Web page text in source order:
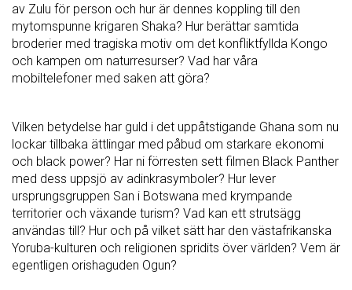
av Zulu för person och hur är dennes koppling till den
mytomspunne krigaren Shaka? Hur berättar samtida
broderier med tragiska motiv om det konfliktfyllda Kongo
och kampen om naturresurser? Vad har våra
mobiltelefoner med saken att göra?
Vilken betydelse har guld i det uppåtstigande Ghana som nu
lockar tillbaka ättlingar med påbud om starkare ekonomi
och black power? Har ni förresten sett filmen Black Panther
med dess uppsjö av adinkrasymboler? Hur lever
ursprungsgruppen San i Botswana med krympande
territorier och växande turism? Vad kan ett strutsägg
användas till? Hur och på vilket sätt har den västafrikanska
Yoruba-kulturen och religionen spridits över världen? Vem är
egentligen orishaguden Ogun?